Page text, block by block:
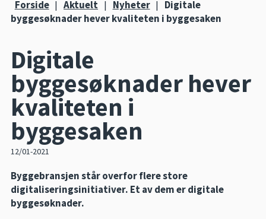
Forside | Aktuelt | Nyheter | Digitale
byggesøknader hever kvaliteten i byggesaken
Digitale
byggesøknader hever
kvaliteten i
byggesaken
12/01-2021
Byggebransjen står overfor flere store
digitaliseringsinitiativer. Et av dem er digitale
byggesøknader.